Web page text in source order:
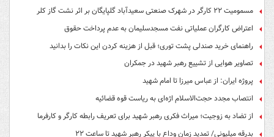
مسمومیت ۲۲ کارگر در شهرک صنعتی سعیدآباد گلپایگان بر اثر نشت گاز کلر
اعتراض کارگران عملیاتی نفت مسجدسلیمان به عدم پرداخت حقوق
راهنمای خرید صندلی پشت توری؛ قبل از هزینه کردن این نکات را بدانید
تصاویر هوایی از تشییع رهبر شهید در جمکران
پروژه ایران: از عباس میرزا تا امام شهید
انتصاب مجدد حجت‌الاسلام اژه‌ای به ریاست قوه‌ قضائیه
از تضاد به زوجیت؛ میراث فکری رهبر شهید برای تعریف رابطه کارگر و کارفرما
بدرقه میلیونی/ تمدید زمان وداع با پیکر رهبر شهید تا ساعت ۲۲